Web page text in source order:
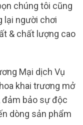
chúng tôi cũng
lại người chơi
& chất lượng cao
Mại dịch Vụ
khai trương mở
đảm bảo sự độc
dòng sản phẩm